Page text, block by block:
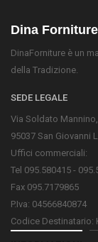
Dina Forniture
DinaForniture è un
della Tradizione.
SEDE LEGALE
Via Soldato
95037 San Giovanni
Uffici commerciali:
Tel 095.580415 -
Fax 095.7179865
P.Iva: 04566840874
Codice Destinatario: